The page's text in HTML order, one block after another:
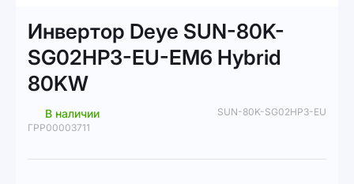
к
галереям
изображений
началу
галереи
изображений
Инвертор Deye SUN-80K-
SG02HP3-EU-EM6 Hybrid
80KW
В наличии
SUN-80K-SG02HP3-EU
ГРР00003711